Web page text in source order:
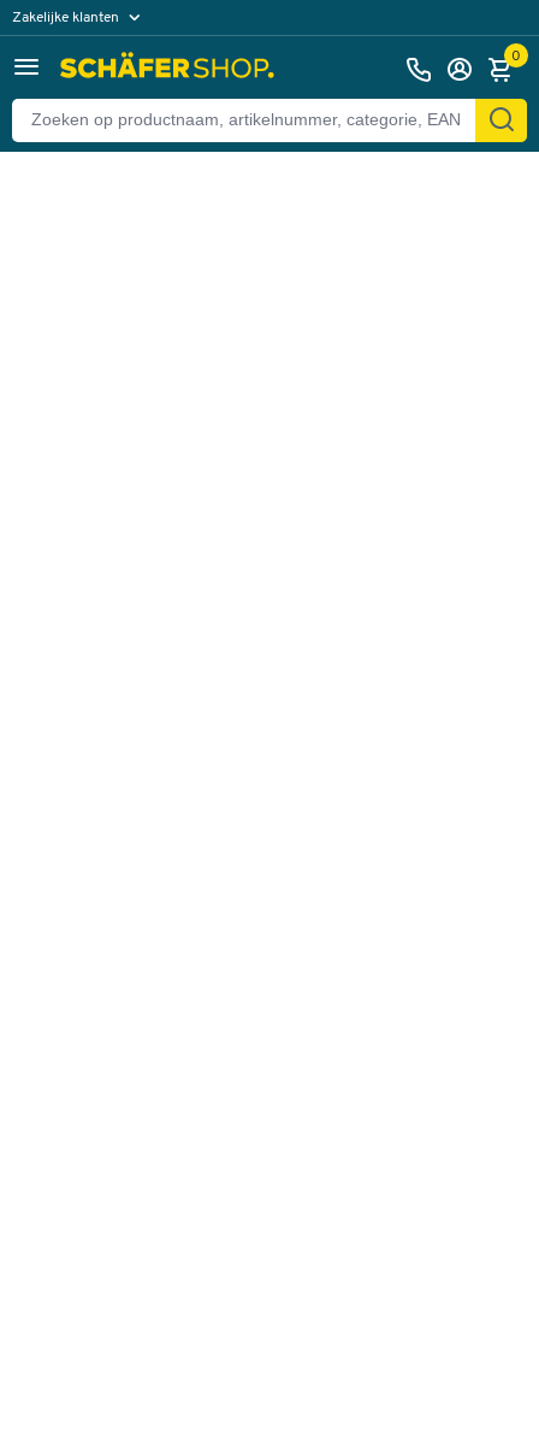
Zakelijke klanten
Particuliere klanten 0
Terug